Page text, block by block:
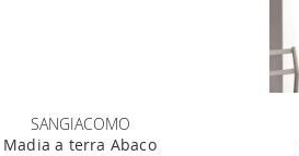
SANGIACOMO
Madia a terra Abaco